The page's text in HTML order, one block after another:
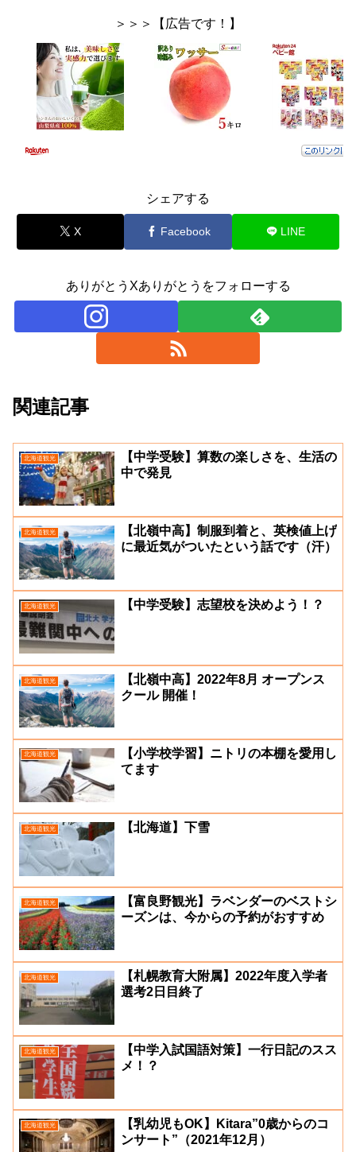
＞＞＞【広告です！】
シェアする
X Facebook LINE
ありがとうXありがとうをフォローする
関連記事
北海道観光
【中学受験】算数の楽しさを、生活の
中で発見
北海道観光
【北嶺中高】制服到着と、英検値上げ
に最近気がついたという話です（汗）
北海道観光 【中学受験】志望校を決めよう！？
北海道観光
【北嶺中高】2022年8月 オープンス
クール 開催！
北海道観光
【小学校学習】ニトリの本棚を愛用し
てます
北海道観光 【北海道】下雪
北海道観光
【富良野観光】ラベンダーのベストシ
ーズンは、今からの予約がおすすめ
北海道観光
【札幌教育大附属】2022年度入学者
選考2日目終了
北海道観光
【中学入試国語対策】一行日記のスス
メ！？
北海道観光
【乳幼児もOK】Kitara”0歳からのコ
ンサート”（2021年12月）